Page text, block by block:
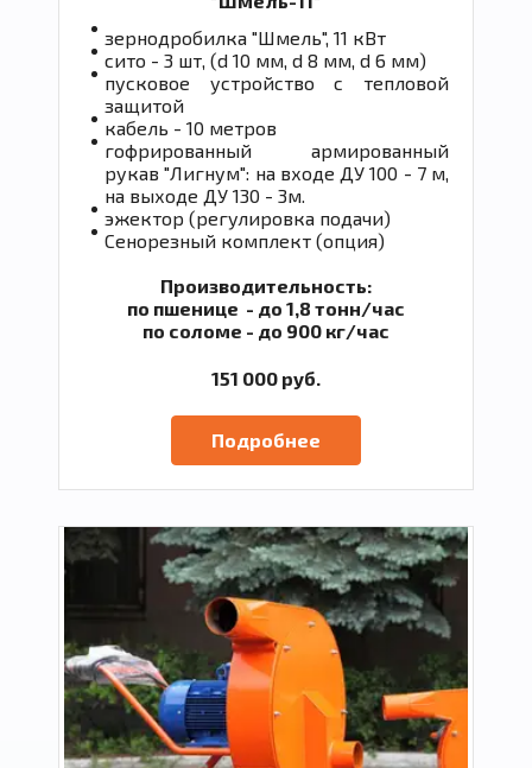
зернодробилка "Шмель", 11 кВт
сито - 3 шт, (d 10 мм, d 8 мм, d 6 мм)
пусковое устройство с тепловой
защитой
кабель - 10 метров
гофрированный армированный
рукав "Лигнум": на входе ДУ 100 - 7 м,
на выходе ДУ 130 - 3м.
эжектор (регулировка подачи)
Сенорезный комплект (опция)
Производительность:
по пшенице - до 1,8 тонн/час
по соломе - до 900 кг/час
151 000 руб.
Подробнее